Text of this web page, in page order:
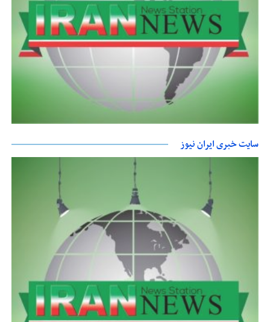
سایت خبری ایران نیوز